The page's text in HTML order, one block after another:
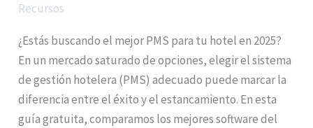
Recursos
¿Estás buscando el mejor PMS para tu hotel en 2025?
En un mercado saturado de opciones, elegir el sistema
de gestión hotelera (PMS) adecuado puede marcar la
diferencia entre el éxito y el estancamiento. En esta
guía gratuita, comparamos los mejores software del